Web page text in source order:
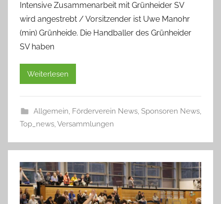
Intensive Zusammenarbeit mit Grünheider SV
wird angestrebt / Vorsitzender ist Uwe Manohr
(min) Grünheide. Die Handballer des Grünheider
SV haben
Weiterlesen
Allgemein, Förderverein News, Sponsoren News,
Top_news,Versammlungen